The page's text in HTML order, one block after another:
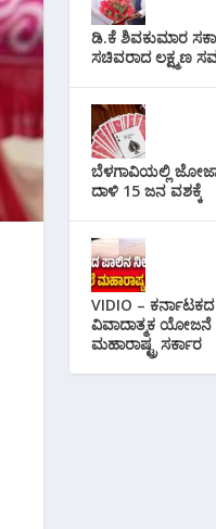
ಡಿ.ಕೆ ಶಿವಕುಮಾರ
ಸಚಿವರಾದ ಲಕ್ಷ್ಮಣ
ಬೆಳಗಾವಿಯಲ್ಲಿ
ದಾಳಿ 15 ಜನ ವಶಕ್ಕೆ
VIDIO –
ವಿವಾದಾತ್ಮಕ
ಮಹಾರಾಷ್ಟ್ರ ಸರ್ಕಾರ